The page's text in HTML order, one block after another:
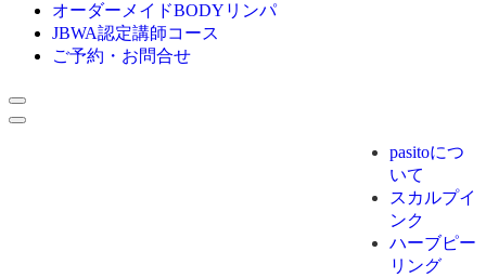
オーダーメイドBODYリンパ
JBWA認定講師コース
ご予約・お問合せ
pasitoにつ
いて
スカルプイ
ンク
ハーブピー
リング